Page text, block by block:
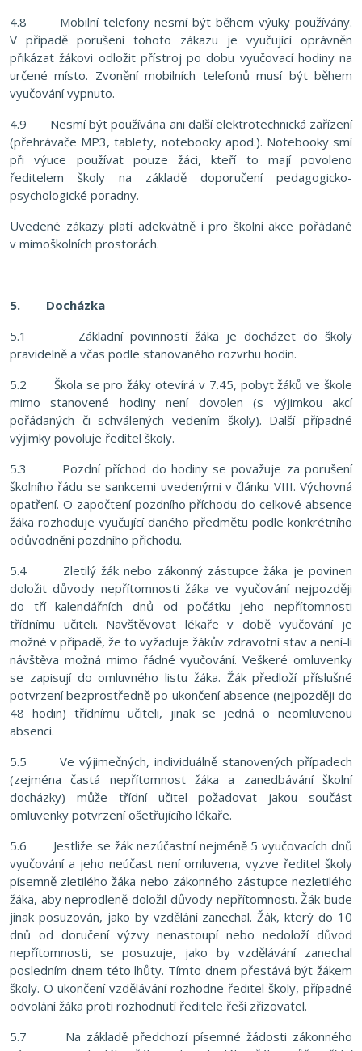
4.8 Mobilní telefony nesmí být během výuky používány.
V případě porušení tohoto zákazu je vyučující oprávněn
přikázat žákovi odložit přístroj po dobu vyučovací hodiny na
určené místo. Zvonění mobilních telefonů musí být během
vyučování vypnuto.
4.9 Nesmí být používána ani další elektrotechnická zařízení
(přehrávače MP3, tablety, notebooky apod.). Notebooky smí
při výuce používat pouze žáci, kteří to mají povoleno
ředitelem školy na základě doporučení pedagogicko-
psychologické poradny.
Uvedené zákazy platí adekvátně i pro školní akce pořádané
v mimoškolních prostorách.
5.
Docházka
5.1 Základní povinností žáka je docházet do školy
pravidelně a včas podle stanovaného rozvrhu hodin.
5.2 Škola se pro žáky otevírá v 7.45, pobyt žáků ve škole
mimo stanovené hodiny není dovolen (s výjimkou akcí
pořádaných či schválených vedením školy). Další případné
výjimky povoluje ředitel školy.
5.3 Pozdní příchod do hodiny se považuje za porušení
školního řádu se sankcemi uvedenými v článku VIII. Výchovná
opatření. O započtení pozdního příchodu do celkové absence
žáka rozhoduje vyučující daného předmětu podle konkrétního
odůvodnění pozdního příchodu.
5.4 Zletilý žák nebo zákonný zástupce žáka je povinen
doložit důvody nepřítomnosti žáka ve vyučování nejpozději
do tří kalendářních dnů od počátku jeho nepřítomnosti
třídnímu učiteli. Navštěvovat lékaře v době vyučování je
možné v případě, že to vyžaduje žákův zdravotní stav a není-li
návštěva možná mimo řádné vyučování. Veškeré omluvenky
se zapisují do omluvného listu žáka. Žák předloží příslušné
potvrzení bezprostředně po ukončení absence (nejpozději do
48 hodin) třídnímu učiteli, jinak se jedná o neomluvenou
absenci.
5.5 Ve výjimečných, individuálně stanovených případech
(zejména častá nepřítomnost žáka a zanedbávání školní
docházky) může třídní učitel požadovat jakou součást
omluvenky potvrzení ošetřujícího lékaře.
5.6 Jestliže se žák nezúčastní nejméně 5 vyučovacích dnů
vyučování a jeho neúčast není omluvena, vyzve ředitel školy
písemně zletilého žáka nebo zákonného zástupce nezletilého
žáka, aby neprodleně doložil důvody nepřítomnosti. Žák bude
jinak posuzován, jako by vzdělání zanechal. Žák, který do 10
dnů od doručení výzvy nenastoupí nebo nedoloží důvod
nepřítomnosti, se posuzuje, jako by vzdělávání zanechal
posledním dnem této lhůty. Tímto dnem přestává být žákem
školy. O ukončení vzdělávání rozhodne ředitel školy, případné
odvolání žáka proti rozhodnutí ředitele řeší zřizovatel.
5.7 Na základě předchozí písemné žádosti zákonného